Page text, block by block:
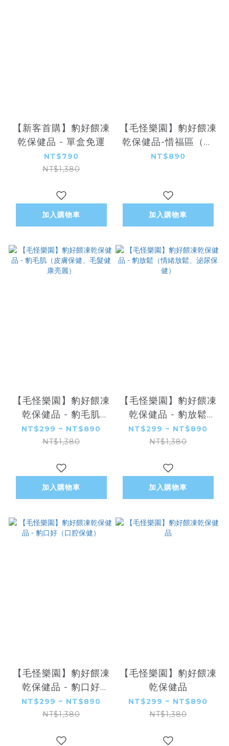
【新客首購】豹好餵凍
乾保健品 - 單盒免運
NT$790
NT$1,380
加入購物車
【毛怪樂園】豹好餵凍
乾保健品-惜福區（買
一送一區）
NT$890
加入購物車
【毛怪樂園】豹好餵凍
乾保健品 - 豹毛肌
（皮膚保健、毛髮健康
亮麗）
NT$299 ~ NT$890
NT$1,380
加入購物車
【毛怪樂園】豹好餵凍
乾保健品 - 豹放鬆
（情緒放鬆、泌尿保
健）
NT$299 ~ NT$890
NT$1,380
加入購物車
【毛怪樂園】豹好餵凍
乾保健品 - 豹口好
（口腔保健）
NT$299 ~ NT$890
NT$1,380
【毛怪樂園】豹好餵凍
乾保健品
NT$299 ~ NT$890
NT$1,380